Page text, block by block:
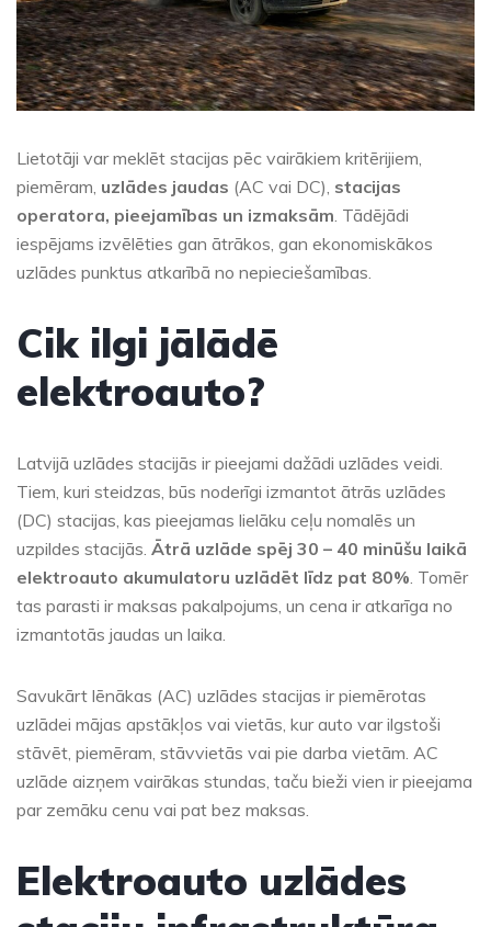
Lietotāji var meklēt stacijas pēc vairākiem kritērijiem,
piemēram, uzlādes jaudas (AC vai DC), stacijas
operatora, pieejamības un izmaksām. Tādējādi
iespējams izvēlēties gan ātrākos, gan ekonomiskākos
uzlādes punktus atkarībā no nepieciešamības.
Cik ilgi jālādē
elektroauto?
Latvijā uzlādes stacijās ir pieejami dažādi uzlādes veidi.
Tiem, kuri steidzas, būs noderīgi izmantot ātrās uzlādes
(DC) stacijas, kas pieejamas lielāku ceļu nomalēs un
uzpildes stacijās. Ātrā uzlāde spēj 30 – 40 minūšu laikā
elektroauto akumulatoru uzlādēt līdz pat 80%. Tomēr
tas parasti ir maksas pakalpojums, un cena ir atkarīga no
izmantotās jaudas un laika.
Savukārt lēnākas (AC) uzlādes stacijas ir piemērotas
uzlādei mājas apstākļos vai vietās, kur auto var ilgstoši
stāvēt, piemēram, stāvvietās vai pie darba vietām. AC
uzlāde aizņem vairākas stundas, taču bieži vien ir pieejama
par zemāku cenu vai pat bez maksas.
Elektroauto uzlādes